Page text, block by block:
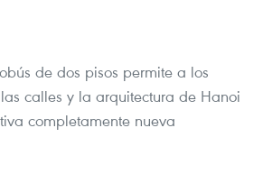
de dos pisos permite a los
calles y la arquitectura de Hanoi
completamente nueva